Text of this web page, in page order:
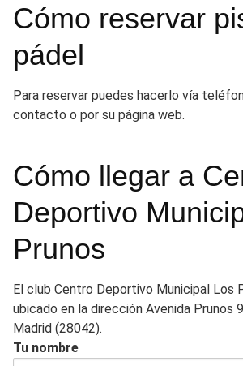
Cómo reservar
pádel
Para reservar puedes hacerlo vía
contacto o por su página web.
Cómo llegar a
Deportivo
Prunos
El club Centro Deportivo Municipal Los
ubicado en la dirección Avenida Prunos
Madrid (28042).
Tu nombre